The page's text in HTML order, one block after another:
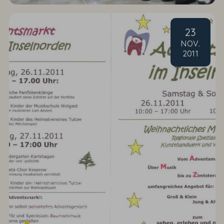
23
NOV.
2011
ADVENTSMARKT IM
INSELNORDEN AM 26.
DAS AHLBECK HOTEL & SPA